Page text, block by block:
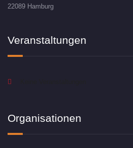
22089 Hamburg
Veranstaltungen
Organisationen